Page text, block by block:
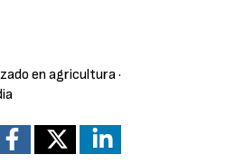
en agricultura·